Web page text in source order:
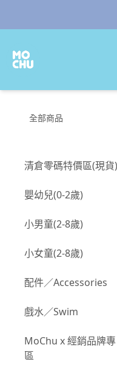
全部商品
清倉零碼特價區(現貨)
現貨.寶寶
現貨.男童
嬰幼兒(0-2歲)
BABY 包屁衣(短袖)
BABY 包屁衣(長袖)
BABY 外套
BABY 上身(短袖)
小男童(2-8歲)
Boy 上身(短袖)
Boy 上身(長袖)
Boy 套裝(短袖)
小女童(2-8歲)
Girl 上身(短袖)
Girl 上身(長袖)
Girl 下身(長褲)
配件／Accessories
Acc 口水巾
Acc 襪子
戲水／Swim
泳裝
泳具
MoChu x 經銷品牌專
區